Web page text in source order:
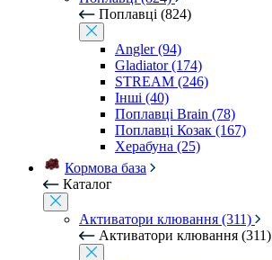
Поплавці (824)
Angler (94)
Gladiator (174)
STREAM (246)
Інші (40)
Поплавці Brain (78)
Поплавці Козак (167)
Херабуна (25)
Кормова база
Каталог
Активатори клювання (311)
Активатори клювання (311)